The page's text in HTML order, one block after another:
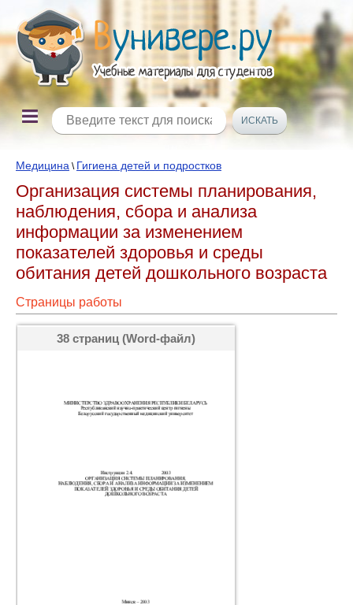
Медицина \ Гигиена детей и подростков
Организация системы планирования,
наблюдения, сбора и анализа
информации за изменением
показателей здоровья и среды
обитания детей дошкольного возраста
Страницы работы
38 страниц (Word-файл)